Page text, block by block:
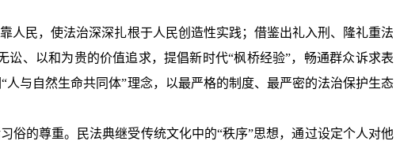
人民，使法治深深扎根于人民创造性实践；借鉴出礼入刑、隆礼重法
、以和为贵的价值追求，提倡新时代“枫桥经验”，畅通群众诉求表
与自然生命共同体”理念，以最严格的制度、最严密的法治保护生态
俗的尊重。民法典继受传统文化中的“秩序”思想，通过设定个人对他